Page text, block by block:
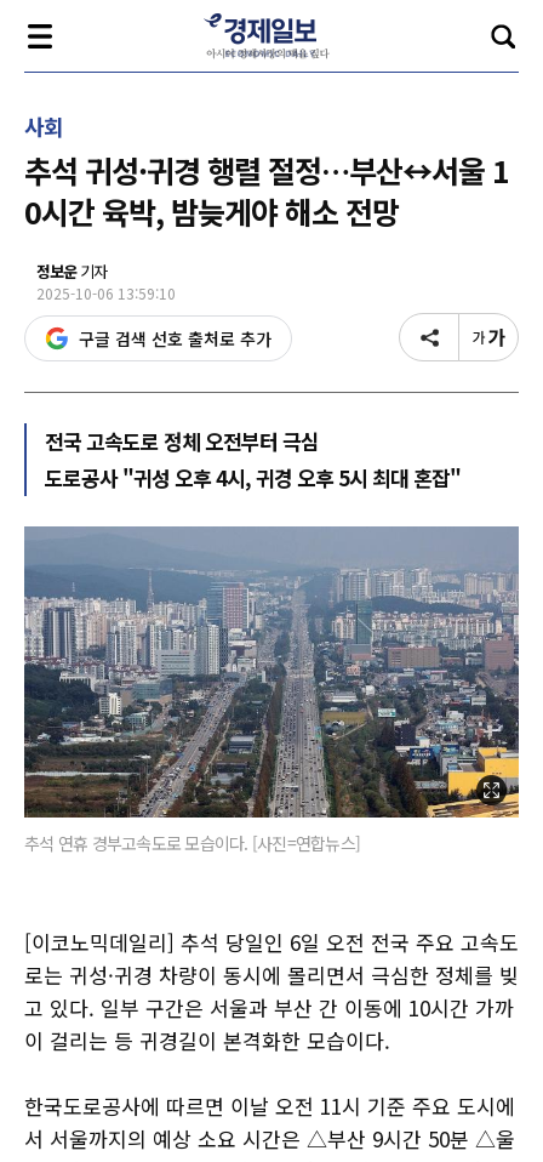
사회
추석 귀성·귀경 행렬 절정…부산↔서울 1
0시간 육박, 밤늦게야 해소 전망
정보운기자
2025-10-06 13:59:10
구글 검색 선호 출처로 추가
전국 고속도로 정체 오전부터 극심
도로공사 "귀성 오후 4시, 귀경 오후 5시 최대 혼잡"
추석 연휴 경부고속도로 모습이다. [사진=연합뉴스]
[이코노믹데일리] 추석 당일인 6일 오전 전국 주요 고속도
로는 귀성·귀경 차량이 동시에 몰리면서 극심한 정체를 빚
고 있다. 일부 구간은 서울과 부산 간 이동에 10시간 가까
이 걸리는 등 귀경길이 본격화한 모습이다.
한국도로공사에 따르면 이날 오전 11시 기준 주요 도시에
서 서울까지의 예상 소요 시간은 △부산 9시간 50분 △울